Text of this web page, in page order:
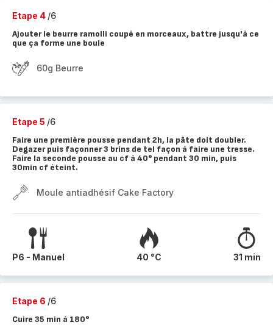
Etape 4 /6
Ajouter le beurre ramolli coupé en morceaux, battre jusqu'à ce
que ça forme une boule
60g Beurre
Etape 5 /6
Faire une première pousse pendant 2h, la pâte doit doubler.
Degazer puis façonner 3 brins de tel façon à faire une tresse.
Faire la seconde pousse au cf à 40° pendant 30 min, puis
30min cf éteint.
Moule antiadhésif Cake Factory
P6 - Manuel 40 °C 31 min
Etape 6 /6
Cuire 35 min à 180°